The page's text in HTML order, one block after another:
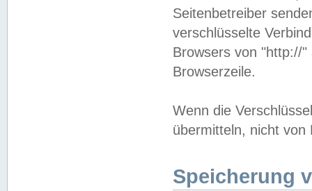
Seitenbetreiber
verschlüsselte
Browsers von "http://
Browserzeile.
Wenn die
übermitteln, nicht von
Speicherung